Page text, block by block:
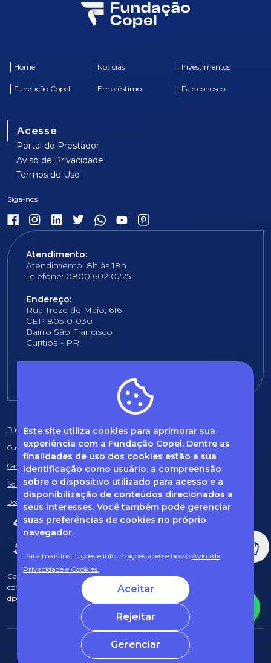
Este site utiliza cookies para aprimorar sua
experiência com a Fundação Copel. Dentre as
finalidades de uso dos cookies estão a sua
identificação como usuário, a compreensão
sobre o dispositivo utilizado para acesso e a
disponibilização de conteúdos direcionados a
seus interesses. Você também pode gerenciar
suas preferências de cookies no próprio
navegador.
Para mais instruções e informações acesse nosso Aviso de
Privacidade e Cookies.
Aceitar
Rejeitar
Gerenciar
Home Notícias Investimentos
Fundação Copel Empréstimo Fale conosco
Acesse
Portal do Prestador
Aviso de Privacidade
Termos de Uso
Atendimento:
Atendimento: 8h às 18h
Telefone: 0800 602 0225
Endereço:
Rua Treze de Maio, 616
CEP 80510-030
Bairro São Francisco
Curitiba - PR
Dúvidas frequentes
Ouvidoria
Canal de Denúncias
Solicitação de informações
Documentos obrigatórios
Caso tenha dúvidas sobre Privacidade de Dados e LGPD, entre em
contato com o nosso DPO (encarregado de dados) via e-mail:
dpo@fcopel.org.br
© 2025 Fundação Copel Todos os direitos reservados